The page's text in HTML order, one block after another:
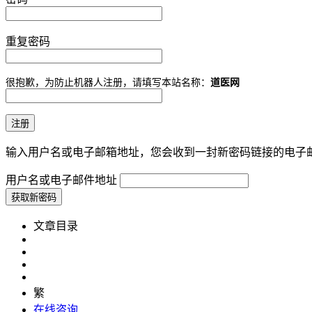
重复密码
很抱歉，为防止机器人注册，请填写本站名称： 道医网
输入用户名或电子邮箱地址，您会收到一封新密码链接的电子
用户名或电子邮件地址
文章目录
繁